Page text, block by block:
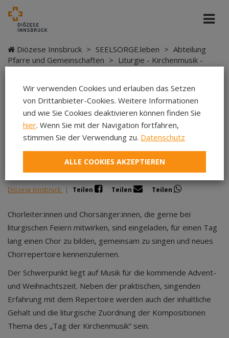
Diözese Innsbruck > SEELSORGE.leben > Abteilung
Pfarre und Gemeinschaften > Liturgie - Kirchenmusik -
Tag der Kirchenmusik
Diözese Innsbruck | Teilen Teilen Teilen
Chorleiter:innen und Chorsänger:innen, die gerne bei
liturgischen Feiern mitwirken, sind eingeladen, für einen Tag
lang einen Chor zu bilden, gemeinsam zu singen und neues
Chorrepertoire kennenzulernen.
Der Schwerpunkt liegt auf Musik für die kommende Advent-
und Weihnachtszeit. Neben der praktischen, singenden
Erfahrung mit dem Repertoire werden auch der inhaltliche
Gehalt und die liturgische Zuordnung der Kompositionen
Thema des „Tag der Kirchenmusik“ sein.
Wir verwenden Cookies und erlauben das Setzen
von Drittanbieter-Cookies. Weitere Informationen
und wie Sie Cookies deaktivieren können finden Sie
hier. Wenn Sie mit der Navigation fortfahren,
stimmen Sie der Verwendung zu. Datenschutz
ALLE COOKIES AKZEPTIEREN